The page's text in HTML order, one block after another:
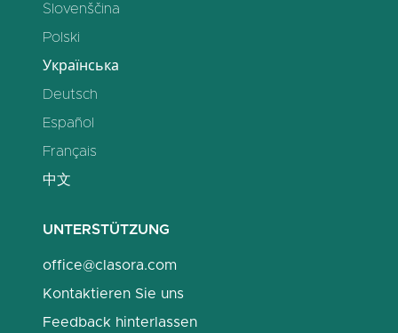
Slovenščina
Polski
Українська
Deutsch
Español
Français
中文
UNTERSTÜTZUNG
office@clasora.com
Kontaktieren Sie uns
Feedback hinterlassen